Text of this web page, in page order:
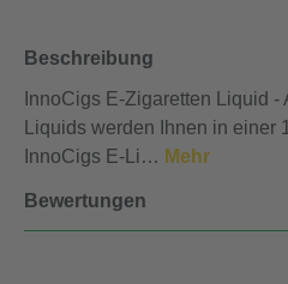
Beschreibung
InnoCigs E-Zigaretten Liquid
Liquids werden Ihnen in einer
InnoCigs E-Li… Mehr
Bewertungen